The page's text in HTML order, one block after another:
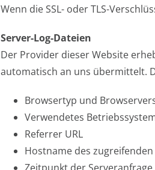
Wenn die SSL- oder TLS-
Server-Log-Dateien
Der Provider dieser Website
automatisch an uns übermittelt.
Browsertyp und
Verwendetes
Referrer URL
Hostname des zugreifenden